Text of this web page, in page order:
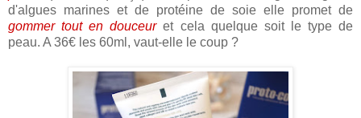
d'algues marines et de protéine de soie elle promet de
gommer tout en douceuret cela quelque soit le type de
peau. A 36€ les 60ml, vaut-elle le coup ?